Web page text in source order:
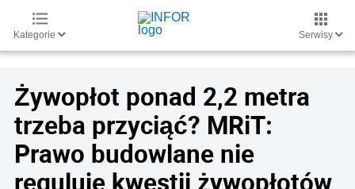
Kategorie Serwisy
Żywopłot ponad 2,2 metra
trzeba przyciąć? MRiT:
Prawo budowlane nie
reguluje kwestii żywopłotów